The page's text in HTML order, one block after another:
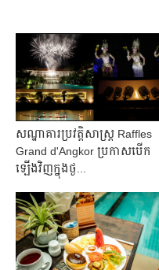
សណ្ឋាគារប្រវត្តិសាស្ត្រ Raffles
Grand d'Angkor ប្រកាសបើក
ឡើងវិញក្នុងថ្ង...